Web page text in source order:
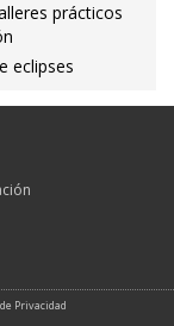
prácticos
eclipses
Privacidad